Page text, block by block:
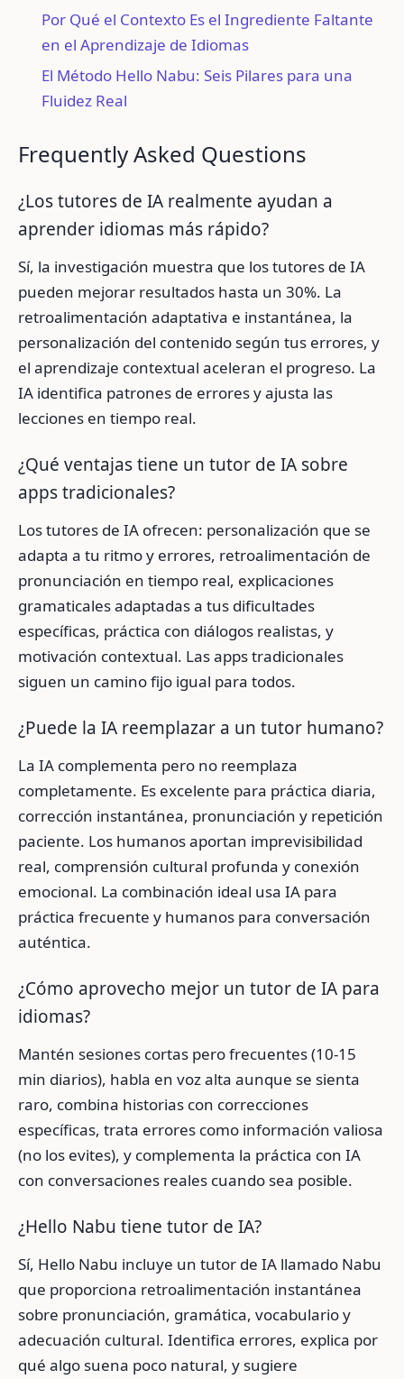
Por Qué el Contexto Es el Ingrediente Faltante
en el Aprendizaje de Idiomas
El Método Hello Nabu: Seis Pilares para una
Fluidez Real
Frequently Asked Questions
¿Los tutores de IA realmente ayudan a
aprender idiomas más rápido?
Sí, la investigación muestra que los tutores de IA
pueden mejorar resultados hasta un 30%. La
retroalimentación adaptativa e instantánea, la
personalización del contenido según tus errores, y
el aprendizaje contextual aceleran el progreso. La
IA identifica patrones de errores y ajusta las
lecciones en tiempo real.
¿Qué ventajas tiene un tutor de IA sobre
apps tradicionales?
Los tutores de IA ofrecen: personalización que se
adapta a tu ritmo y errores, retroalimentación de
pronunciación en tiempo real, explicaciones
gramaticales adaptadas a tus dificultades
específicas, práctica con diálogos realistas, y
motivación contextual. Las apps tradicionales
siguen un camino fijo igual para todos.
¿Puede la IA reemplazar a un tutor humano?
La IA complementa pero no reemplaza
completamente. Es excelente para práctica diaria,
corrección instantánea, pronunciación y repetición
paciente. Los humanos aportan imprevisibilidad
real, comprensión cultural profunda y conexión
emocional. La combinación ideal usa IA para
práctica frecuente y humanos para conversación
auténtica.
¿Cómo aprovecho mejor un tutor de IA para
idiomas?
Mantén sesiones cortas pero frecuentes (10-15
min diarios), habla en voz alta aunque se sienta
raro, combina historias con correcciones
específicas, trata errores como información valiosa
(no los evites), y complementa la práctica con IA
con conversaciones reales cuando sea posible.
¿Hello Nabu tiene tutor de IA?
Sí, Hello Nabu incluye un tutor de IA llamado Nabu
que proporciona retroalimentación instantánea
sobre pronunciación, gramática, vocabulario y
adecuación cultural. Identifica errores, explica por
qué algo suena poco natural, y sugiere